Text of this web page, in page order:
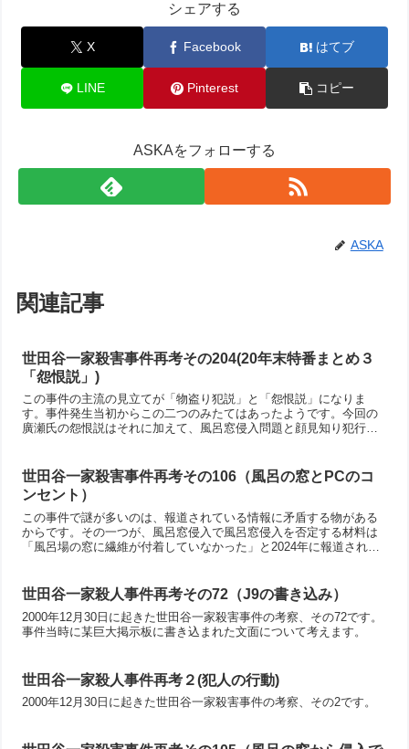
シェアする
X Facebook はてブ
LINE Pinterest コピー
ASKAをフォローする
ASKA
関連記事
世田谷一家殺害事件再考その204(20年末特番まとめ３
「怨恨説」)
この事件の主流の見立てが「物盗り犯説」と「怨恨説」になりま
す。事件発生当初からこの二つのみたてはあったようです。今回の
廣瀬氏の怨恨説はそれに加えて、風呂窓侵入問題と顔見知り犯行
た。
世田谷一家殺害事件再考その106（風呂の窓とPCのコ
ンセント）
この事件で謎が多いのは、報道されている情報に矛盾する物がある
からです。その一つが、風呂窓侵入で風呂窓侵入を否定する材料は
「風呂場の窓に繊維が付着していなかった」と2024年に報道された
能性は無いのか？を考えたのが今回の記事です。
世田谷一家殺人事件再考その72（J9の書き込み）
2000年12月30日に起きた世田谷一家殺害事件の考察、その72です。
事件当時に某巨大掲示板に書き込まれた文面について考えます。
世田谷一家殺人事件再考２(犯人の行動)
2000年12月30日に起きた世田谷一家殺害事件の考察、その2です。